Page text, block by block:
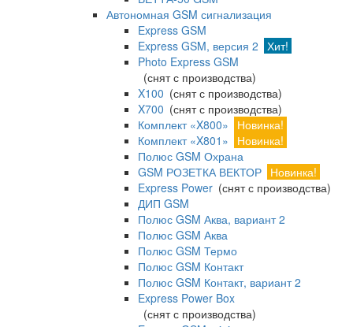
Автономная GSM сигнализация
Express GSM
Express GSM, версия 2 Хит!
Photo Express GSM
(снят с производства)
X100 (снят с производства)
X700 (снят с производства)
Комплект «X800»
Новинка!
Комплект «X801»
Новинка!
Полюс GSM Охрана
GSM РОЗЕТКА ВЕКТОР Новинка!
Express Power (снят с производства)
ДИП GSM
Полюс GSM Аква, вариант 2
Полюс GSM Аква
Полюс GSM Термо
Полюс GSM Контакт
Полюс GSM Контакт, вариант 2
Express Power Box
(снят с производства)